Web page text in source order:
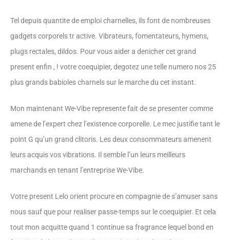
Tel depuis quantite de emploi charnelles, ils font de nombreuses
gadgets corporels tr active. Vibrateurs, fomentateurs, hymens,
plugs rectales, dildos. Pour vous aider a denicher cet grand
present enfin , ! votre coequipier, degotez une telle numero nos 25
plus grands babioles charnels sur le marche du cet instant.
Mon maintenant We-Vibe represente fait de se presenter comme
amene de l’expert chez l’existence corporelle. Le mec justifie tant le
point G qu’un grand clitoris. Les deux consommateurs amenent
leurs acquis vos vibrations. Il semble l’un leurs meilleurs
marchands en tenant l’entreprise We-Vibe.
Votre present Lelo orient procure en compagnie de s’amuser sans
nous sauf que pour realiser passe-temps sur le coequipier. Et cela
tout mon acquitte quand 1 continue sa fragrance lequel bond en